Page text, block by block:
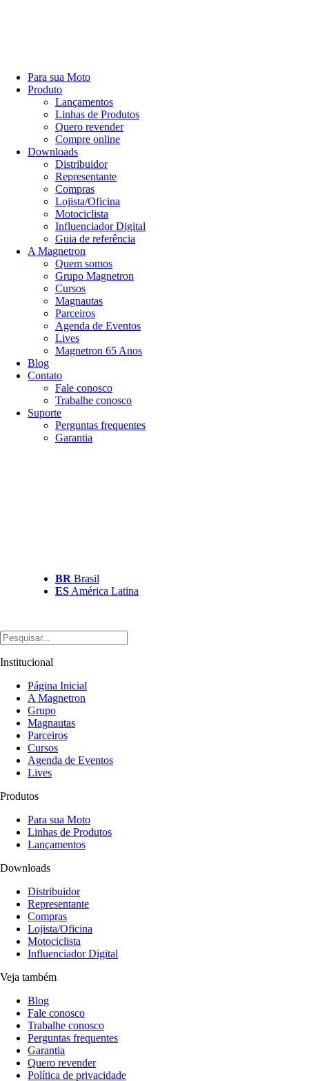
Para sua Moto
Produto
Lançamentos
Linhas de Produtos
Quero revender
Compre online
Downloads
Distribuidor
Representante
Compras
Lojista/Oficina
Motociclista
Influenciador Digital
Guia de referência
A Magnetron
Quem somos
Grupo Magnetron
Cursos
Magnautas
Parceiros
Agenda de Eventos
Lives
Magnetron 65 Anos
Blog
Contato
Fale conosco
Trabalhe conosco
Suporte
Perguntas frequentes
Garantia
BR Brasil
ES América Latina
Institucional
Página Inicial
A Magnetron
Grupo
Magnautas
Parceiros
Cursos
Agenda de Eventos
Lives
Produtos
Para sua Moto
Linhas de Produtos
Lançamentos
Downloads
Distribuidor
Representante
Compras
Lojista/Oficina
Motociclista
Influenciador Digital
Veja também
Blog
Fale conosco
Trabalhe conosco
Perguntas frequentes
Garantia
Quero revender
Política de privacidade